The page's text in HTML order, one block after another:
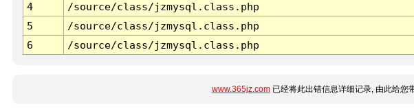
4
/source/class/jzmysql.class.php
5
/source/class/jzmysql.class.php
6
/source/class/jzmysql.class.php
www.365jz.com已经将此出错信息详细记录, 由此给您